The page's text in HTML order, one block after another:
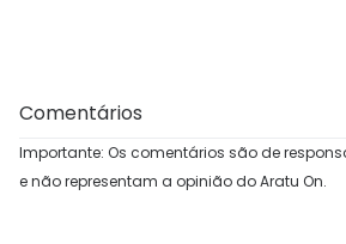
Comentários
Importante: Os comentários são de
e não representam a opinião do Aratu On.